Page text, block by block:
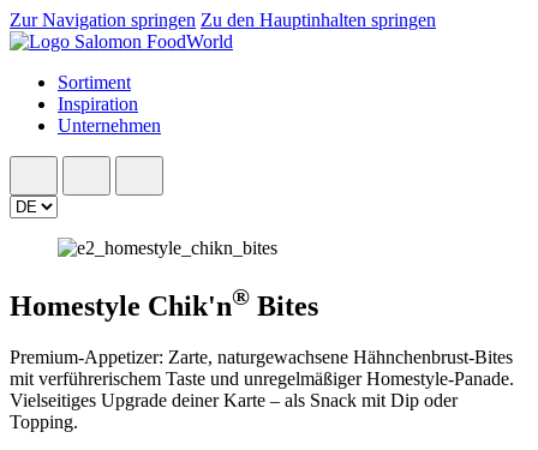
Zur Navigation springen Zu den Hauptinhalten springen
Sortiment
Inspiration
Unternehmen
Homestyle Chik'n® Bites
Premium-Appetizer: Zarte, naturgewachsene Hähnchenbrust-Bites
mit verführerischem Taste und unregelmäßiger Homestyle-Panade.
Vielseitiges Upgrade deiner Karte – als Snack mit Dip oder
Topping.